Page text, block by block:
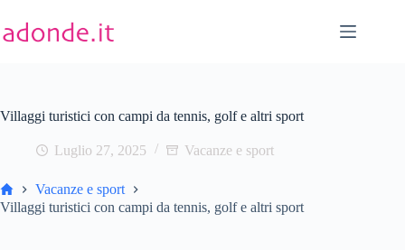
contenuto
Villaggi turistici con campi da tennis, golf e altri sport
Luglio 27, 2025 Vacanze e sport
HomeVacanze e sport
Villaggi turistici con campi da tennis, golf e altri sport